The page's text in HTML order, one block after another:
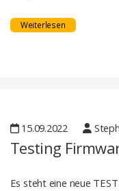
Weiterlesen
15.09.2022
Testing
Es steht eine neue